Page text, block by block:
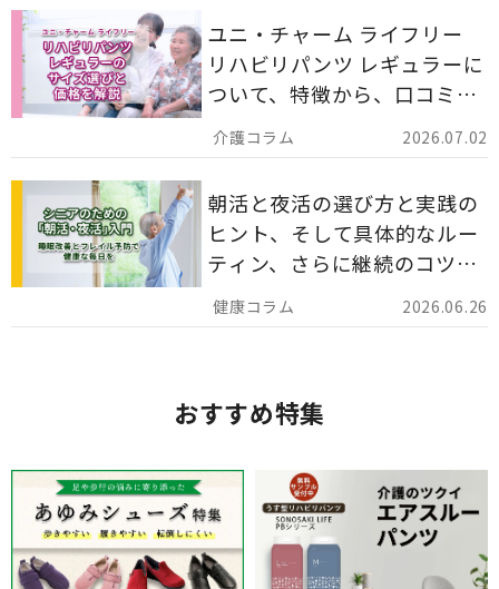
2026.07.02
ユニ・チャーム ライフリー
リハビリパンツ レギュラーに
ついて、特徴から、口コミ、
災害備蓄としての活用法まで
分かりやすく解説します。
2026.06.26
朝活と夜活の選び方と実践の
ヒント、そして具体的なルー
ティン、さらに継続のコツま
でを詳しくご紹介します。
おすすめ特集